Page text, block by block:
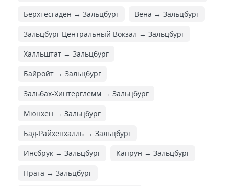
Берхтесгаден → Зальцбург Вена → Зальцбург
Зальцбург Центральный Вокзал → Зальцбург
Халльштат → Зальцбург
Байройт → Зальцбург
Зальбах-Хинтерглемм → Зальцбург
Мюнхен → Зальцбург
Бад-Райхенхалль → Зальцбург
Инсбрук → Зальцбург Капрун → Зальцбург
Прага → Зальцбург